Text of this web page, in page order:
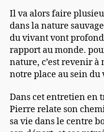
Il va alors faire
dans la nature
du vivant vont
rapport au monde.
nature, c’est revenir
notre place au sein du
Dans cet entretien en
Pierre relate son
sa vie dans le centre